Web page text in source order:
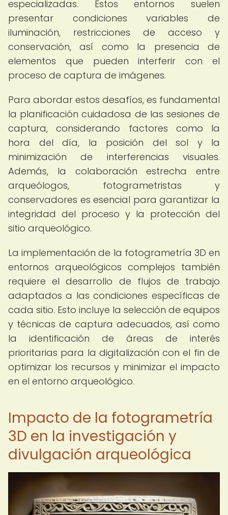
especializadas. Estos entornos suelen
presentar condiciones variables de
iluminación, restricciones de acceso y
conservación, así como la presencia de
elementos que pueden interferir con el
proceso de captura de imágenes.
Para abordar estos desafíos, es fundamental
la planificación cuidadosa de las sesiones de
captura, considerando factores como la
hora del día, la posición del sol y la
minimización de interferencias visuales.
Además, la colaboración estrecha entre
arqueólogos, fotogrametristas y
conservadores es esencial para garantizar la
integridad del proceso y la protección del
sitio arqueológico.
La implementación de la fotogrametría 3D en
entornos arqueológicos complejos también
requiere el desarrollo de flujos de trabajo
adaptados a las condiciones específicas de
cada sitio. Esto incluye la selección de equipos
y técnicas de captura adecuados, así como
la identificación de áreas de interés
prioritarias para la digitalización con el fin de
optimizar los recursos y minimizar el impacto
en el entorno arqueológico.
Impacto de la fotogrametría
3D en la investigación y
divulgación arqueológica